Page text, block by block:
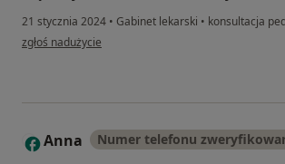
21 stycznia 2024 • Gabinet lekarski • konsultacja
w opinii użytkownika Monika
zgłoś nadużycie
A Anna Numer telefonu